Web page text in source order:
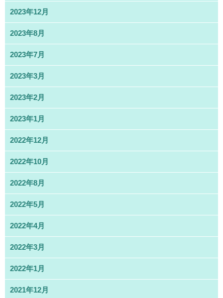
2023年12月
2023年8月
2023年7月
2023年3月
2023年2月
2023年1月
2022年12月
2022年10月
2022年8月
2022年5月
2022年4月
2022年3月
2022年1月
2021年12月